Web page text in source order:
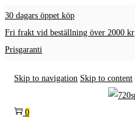
30 dagars öppet köp
Fri frakt vid beställning över 2000 kr
Prisgaranti
Skip to navigation Skip to content
0